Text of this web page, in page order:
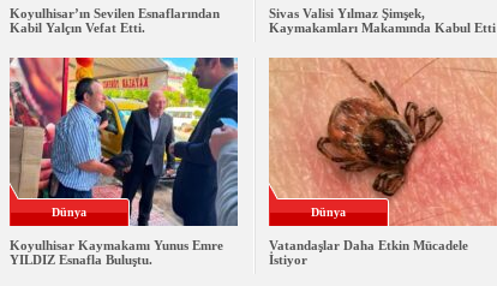
Koyulhisar’ın Sevilen Esnaflarından
Kabil Yalçın Vefat Etti.
Sivas Valisi Yılmaz Şimşek,
Kaymakamları Makamında Kabul Etti
Dünya
Koyulhisar Kaymakamı Yunus Emre
YILDIZ Esnafla Buluştu.
Dünya
Vatandaşlar Daha Etkin Mücadele
İstiyor